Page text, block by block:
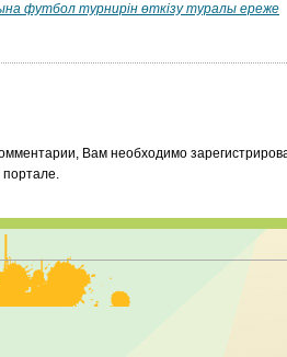
футбол турнирін өткізу туралы ереже
Вам необходимо
портале.